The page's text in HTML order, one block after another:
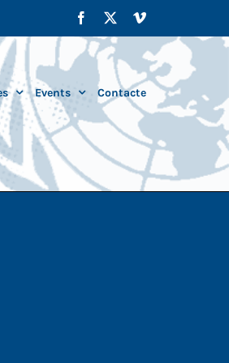
Facebook Vimeo
Events Contacte